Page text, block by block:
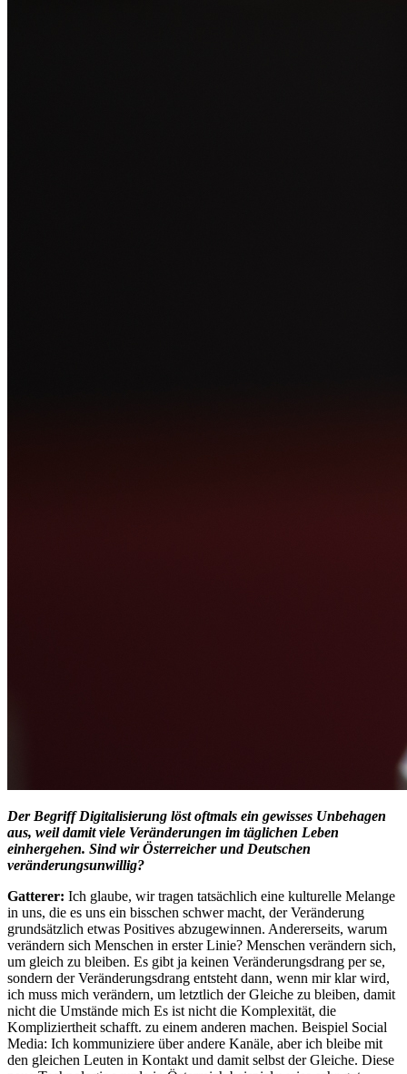
Der Begriff Digitalisierung löst oftmals ein gewisses Unbehagen
aus, weil damit viele Veränderungen im täglichen Leben
einhergehen. Sind wir Österreicher und Deutschen
veränderungsunwillig?
Gatterer: Ich glaube, wir tragen tatsächlich eine kulturelle Melange
in uns, die es uns ein bisschen schwer macht, der Veränderung
grundsätzlich etwas Positives abzugewinnen. Andererseits, warum
verändern sich Menschen in erster Linie? Menschen verändern sich,
um gleich zu bleiben. Es gibt ja keinen Veränderungsdrang per se,
sondern der Veränderungsdrang entsteht dann, wenn mir klar wird,
ich muss mich verändern, um letztlich der Gleiche zu bleiben, damit
nicht die Umstände mich Es ist nicht die Komplexität, die
Kompliziertheit schafft. zu einem anderen machen. Beispiel Social
Media: Ich kommuniziere über andere Kanäle, aber ich bleibe mit
den gleichen Leuten in Kontakt und damit selbst der Gleiche. Diese